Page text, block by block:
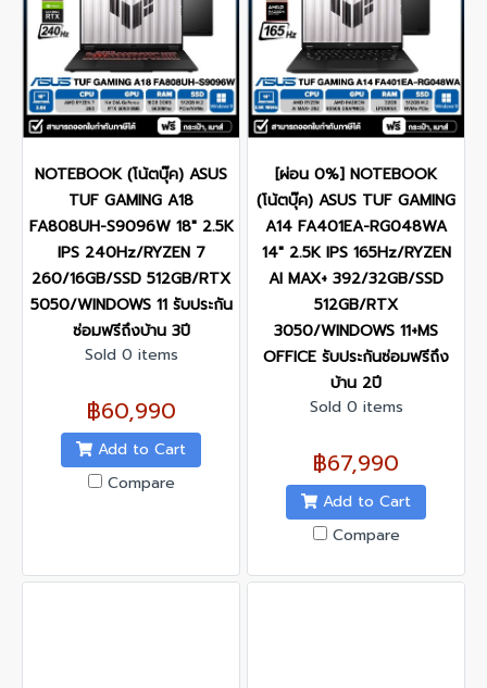
NOTEBOOK (โน้ตบุ๊ค) ASUS
TUF GAMING A18
FA808UH-S9096W 18" 2.5K
IPS 240Hz/RYZEN 7
260/16GB/SSD 512GB/RTX
5050/WINDOWS 11 รับประกัน
ซ่อมฟรีถึงบ้าน 3ปี
Sold 0 items
฿60,990
Add to Cart
Compare
[ผ่อน 0%] NOTEBOOK
(โน้ตบุ๊ค) ASUS TUF GAMING
A14 FA401EA-RG048WA
14" 2.5K IPS 165Hz/RYZEN
AI MAX+ 392/32GB/SSD
512GB/RTX
3050/WINDOWS 11+MS
OFFICE รับประกันซ่อมฟรีถึง
บ้าน 2ปี
Sold 0 items
฿67,990
Add to Cart
Compare